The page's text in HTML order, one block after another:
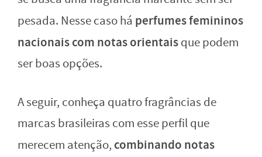
pesada. Nesse caso há perfumes femininos
nacionais com notas orientaisque podem
ser boas opções.
A seguir, conheça quatro fragrâncias de
marcas brasileiras com esse perfil que
merecem atenção, combinando notas